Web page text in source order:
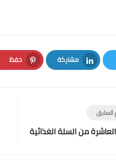
مشاركة
LinkedIn
حفظ
Pinterest
من السلة الغذائية